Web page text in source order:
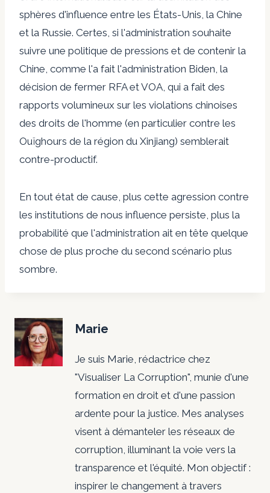
sphères d'influence entre les États-Unis, la Chine
et la Russie. Certes, si l'administration souhaite
suivre une politique de pressions et de contenir la
Chine, comme l'a fait l'administration Biden, la
décision de fermer RFA et VOA, qui a fait des
rapports volumineux sur les violations chinoises
des droits de l'homme (en particulier contre les
Ouïghours de la région du Xinjiang) semblerait
contre-productif.
En tout état de cause, plus cette agression contre
les institutions de nous influence persiste, plus la
probabilité que l'administration ait en tête quelque
chose de plus proche du second scénario plus
sombre.
Marie
Je suis Marie, rédactrice chez
"Visualiser La Corruption", munie d'une
formation en droit et d'une passion
ardente pour la justice. Mes analyses
visent à démanteler les réseaux de
corruption, illuminant la voie vers la
transparence et l'équité. Mon objectif :
inspirer le changement à travers